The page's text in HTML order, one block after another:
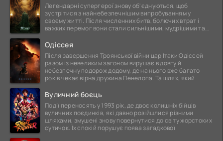
Легендарні супергерої знову об'єднуються, щоб
зустрітися з найнебезпечнішим випробуванням у
своєму житті. Після численних битв, болючих втрат і
важких перемог вони стали сильнішими, мудрішими та
Одіссея
Після завершення Троянської війни цар Ітаки Одіссей
разом із невеликим загоном вирушає в довгу й
небезпечну подорож додому, де на нього вже багато
років чекає вірна дружина Пенелопа. Та шлях, який
Вуличний боєць
Події переносять у 1993 рік, де двоє колишніх бійців
вуличних поєдинків, які давно розійшлися різними
шляхами, змушені знову повернутися до світу жорстоких
сутичок. Їх спокій порушує поява загадкової